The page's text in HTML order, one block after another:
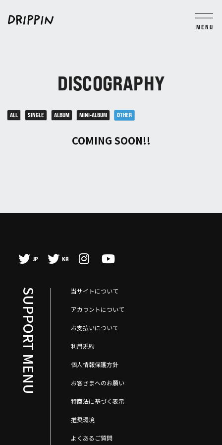
MENU
DISCOGRAPHY
ALL SINGLE ALBUM MINI-ALBUM OTHER
COMING SOON!!
JP KR
SUPPORT MENU 当サイトについて
アカウントについて
お支払いについて
利用規約
個人情報保護方針
お客さまへのお願い
特商法に基づく表示
推奨環境
よくあるご質問